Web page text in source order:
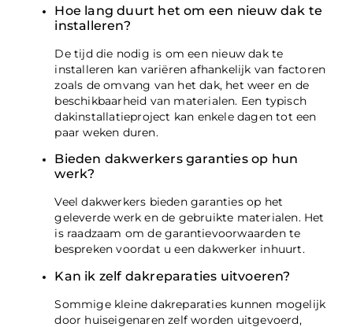
Hoe lang duurt het om een nieuw dak te
installeren?
De tijd die nodig is om een nieuw dak te
installeren kan variëren afhankelijk van factoren
zoals de omvang van het dak, het weer en de
beschikbaarheid van materialen. Een typisch
dakinstallatieproject kan enkele dagen tot een
paar weken duren.
Bieden dakwerkers garanties op hun
werk?
Veel dakwerkers bieden garanties op het
geleverde werk en de gebruikte materialen. Het
is raadzaam om de garantievoorwaarden te
bespreken voordat u een dakwerker inhuurt.
Kan ik zelf dakreparaties uitvoeren?
Sommige kleine dakreparaties kunnen mogelijk
door huiseigenaren zelf worden uitgevoerd,